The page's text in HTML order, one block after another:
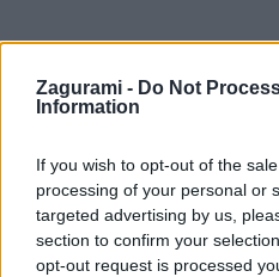
Zagurami - Do Not
Information
If you wish to opt-out of the
processing of your personal or
targeted advertising by us,
section to confirm your
opt-out request is processed